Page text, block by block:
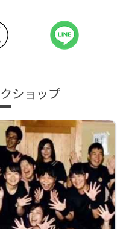
ショップ